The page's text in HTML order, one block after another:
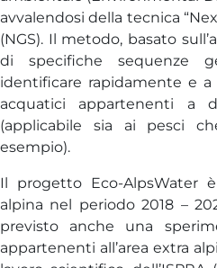
avvalendosi della tecnica
(NGS). Il metodo, basato
di specifiche sequenze
identificare rapidamente e
acquatici appartenenti a
(applicabile sia ai pesci
esempio).
Il progetto Eco-AlpsWater
alpina nel periodo 2018 –
previsto anche una
appartenenti all’area extra